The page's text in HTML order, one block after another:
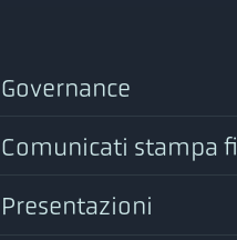
Governance
Comunicati stampa
Presentazioni